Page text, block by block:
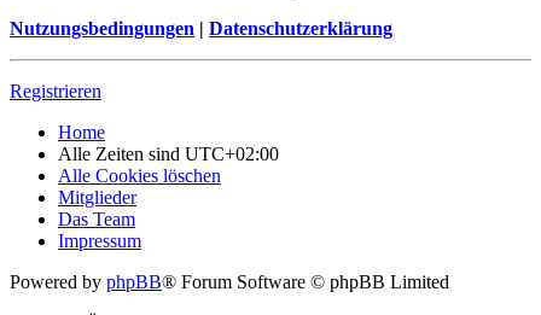
Nutzungsbedingungen | Datenschutzerklärung
Registrieren
Home
Alle Zeiten sind UTC+02:00
Alle Cookies löschen
Mitglieder
Das Team
Impressum
Powered by phpBB® Forum Software © phpBB Limited